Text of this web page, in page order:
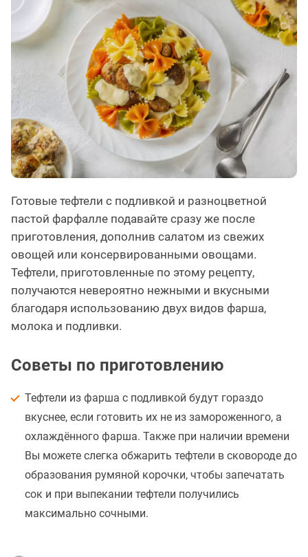
Готовые тефтели с подливкой и разноцветной
пастой фарфалле подавайте сразу же после
приготовления, дополнив салатом из свежих
овощей или консервированными овощами.
Тефтели, приготовленные по этому рецепту,
получаются невероятно нежными и вкусными
благодаря использованию двух видов фарша,
молока и подливки.
Советы по приготовлению
Тефтели из фарша с подливкой будут гораздо
вкуснее, если готовить их не из замороженного, а
охлаждённого фарша. Также при наличии времени
Вы можете слегка обжарить тефтели в сковороде до
образования румяной корочки, чтобы запечатать
сок и при выпекании тефтели получились
максимально сочными.